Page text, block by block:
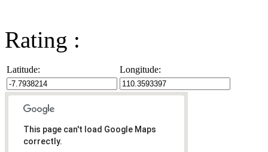
Rating :
Latitude: Longitude:
This page can't load Google Maps
correctly.